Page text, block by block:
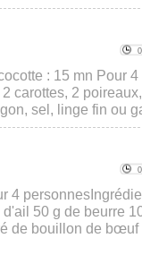
: 15 mn Pour
carottes, 2
sel, linge fin ou
4
50 g de beurre
de bouillon de